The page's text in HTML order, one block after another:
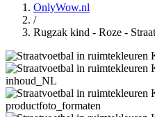
OnlyWow.nl
/
Rugzak kind - Roze -